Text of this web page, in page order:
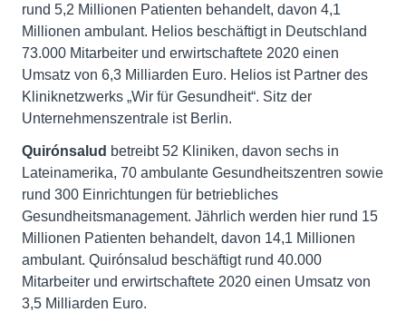
rund 5,2 Millionen Patienten behandelt, davon 4,1
Millionen ambulant. Helios beschäftigt in Deutschland
73.000 Mitarbeiter und erwirtschaftete 2020 einen
Umsatz von 6,3 Milliarden Euro. Helios ist Partner des
Kliniknetzwerks „Wir für Gesundheit“. Sitz der
Unternehmenszentrale ist Berlin.
Quirónsalud betreibt 52 Kliniken, davon sechs in
Lateinamerika, 70 ambulante Gesundheitszentren sowie
rund 300 Einrichtungen für betriebliches
Gesundheitsmanagement. Jährlich werden hier rund 15
Millionen Patienten behandelt, davon 14,1 Millionen
ambulant. Quirónsalud beschäftigt rund 40.000
Mitarbeiter und erwirtschaftete 2020 einen Umsatz von
3,5 Milliarden Euro.